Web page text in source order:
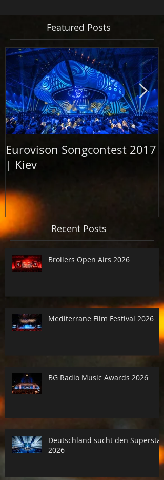
Featured Posts
Eurovison Songcontest 2017
| Kiev
Recent Posts
Broilers Open Airs 2026
Mediterrane Film Festival 2026
BG Radio Music Awards 2026
Deutschland sucht den Superstar
2026